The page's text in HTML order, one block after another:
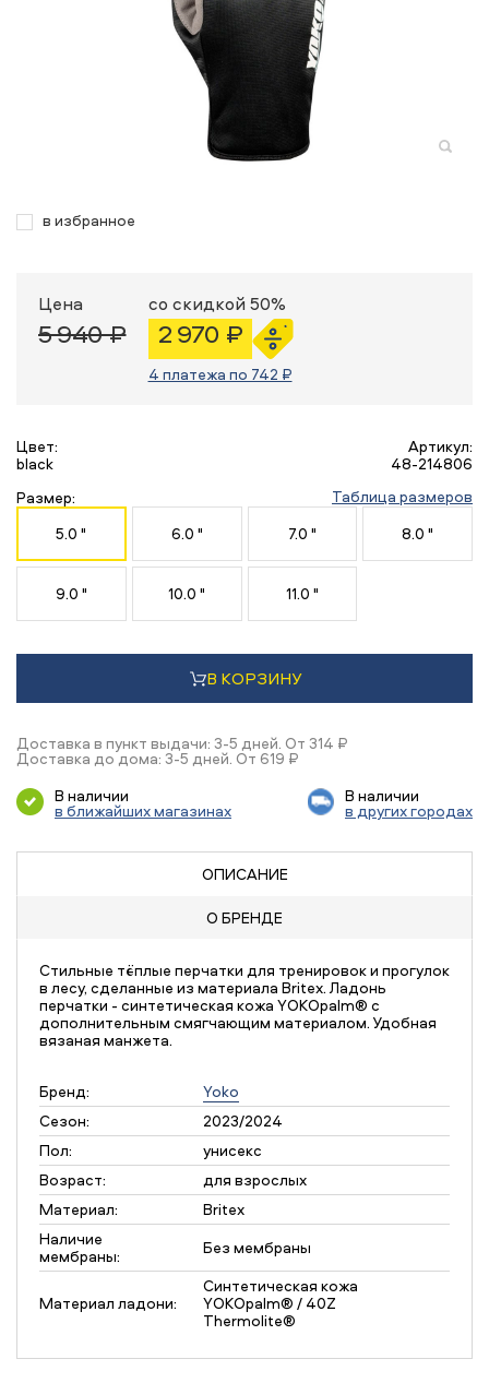
в избранное
Цена
5 940 ₽
со скидкой 50%
2 970 ₽
4 платежа по 742 ₽
Цвет:
black
Артикул:
48-214806
Размер:
Таблица размеров
5.0 "
6.0 " 7.0 " 8.0 "
9.0 " 10.0 " 11.0 "
В КОРЗИНУ
Доставка в пункт выдачи: 3-5 дней. От 314 ₽
Доставка до дома: 3-5 дней. От 619 ₽
В наличии
в ближайших магазинах
В наличии
в других городах
ОПИСАНИЕ
О БРЕНДЕ
Стильные тёплые перчатки для тренировок и прогулок
в лесу, сделанные из материала Britex. Ладонь
перчатки - синтетическая кожа YOKOpalm® с
дополнительным смягчающим материалом. Удобная
вязаная манжета.
Бренд:
Yoko
Сезон:
2023/2024
Пол:
унисекс
Возраст:
для взрослых
Материал:
Britex
Наличие
мембраны:
Без мембраны
Материал ладони:
Синтетическая кожа
YOKOpalm® / 40Z
Thermolite®